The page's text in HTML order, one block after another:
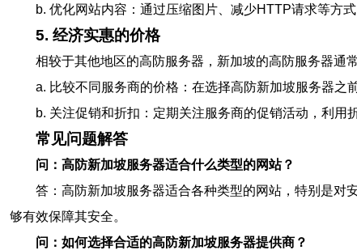
b. 优化网站内容：通过压缩图片、减少HTTP请求等方
5. 经济实惠的价格
相较于其他地区的高防服务器，新加坡的高防服务器通
a. 比较不同服务商的价格：在选择高防新加坡服务器之
b. 关注促销和折扣：定期关注服务商的促销活动，利用
常见问题解答
问：高防新加坡服务器适合什么类型的网站？
答：高防新加坡服务器适合各种类型的网站，特别是对
够有效保障其安全。
问：如何选择合适的高防新加坡服务器提供商？